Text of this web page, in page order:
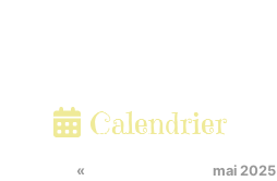
Calendrier
« mai 2025